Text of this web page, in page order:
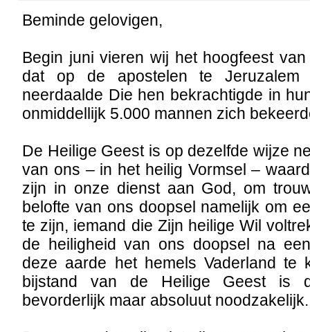
Beminde gelovigen,
Begin juni vieren wij het hoogfeest
dat op de apostelen te Jeruzalem
neerdaalde Die hen bekrachtigde in
onmiddellijk 5.000 mannen zich
De Heilige Geest is op dezelfde wijze
van ons – in het heilig Vormsel –
zijn in onze dienst aan God, om
belofte van ons doopsel namelijk om
te zijn, iemand die Zijn heilige Wil
de heiligheid van ons doopsel na
deze aarde het hemels Vaderland te
bijstand van de Heilige Geest is
bevorderlijk maar absoluut noodzakelijk.